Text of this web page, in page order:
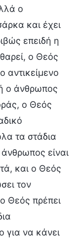
ο
και έχει
επειδή η
ο Θεός
αντικείμενο
ο άνθρωπος
ο Θεός
τα στάδια
είναι
και ο Θεός
τον
Θεός πρέπει
για να κάνει